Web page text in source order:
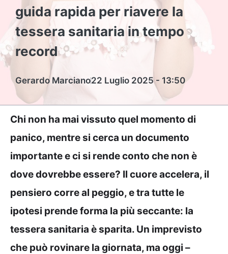
guida rapida per riavere la
tessera sanitaria in tempo
record
Gerardo Marciano22 Luglio 2025 - 13:50
Chi non ha mai vissuto quel momento di
panico, mentre si cerca un documento
importante e ci si rende conto che non è
dove dovrebbe essere? Il cuore accelera, il
pensiero corre al peggio, e tra tutte le
ipotesi prende forma la più seccante: la
tessera sanitaria è sparita. Un imprevisto
che può rovinare la giornata, ma oggi –